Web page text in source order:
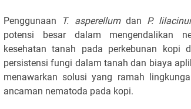
Penggunaan T. asperellumdan P.
potensi besar dalam mengendalikan
kesehatan tanah pada perkebunan kopi
persistensi fungi dalam tanah dan biaya
menawarkan solusi yang ramah
ancaman nematoda pada kopi.